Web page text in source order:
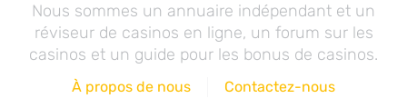
Nous sommes un annuaire indépendant et un
réviseur de casinos en ligne, un forum sur les
casinos et un guide pour les bonus de casinos.
À propos de nous Contactez-nous